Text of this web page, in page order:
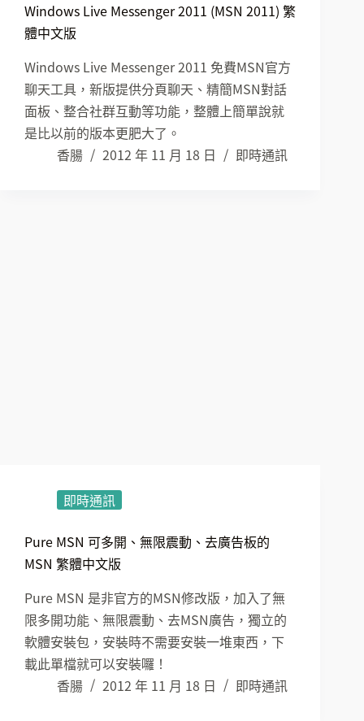
Windows Live Messenger 2011 (MSN 2011) 繁
體中文版
Windows Live Messenger 2011 免費MSN官方
聊天工具，新版提供分頁聊天、精簡MSN對話
面板、整合社群互動等功能，整體上簡單說就
是比以前的版本更肥大了。
香腸
2012 年 11 月 18 日 即時通訊
即時通訊
Pure MSN 可多開、無限震動、去廣告板的
MSN 繁體中文版
Pure MSN 是非官方的MSN修改版，加入了無
限多開功能、無限震動、去MSN廣告，獨立的
軟體安裝包，安裝時不需要安裝一堆東西，下
載此單檔就可以安裝囉！
香腸
2012 年 11 月 18 日 即時通訊